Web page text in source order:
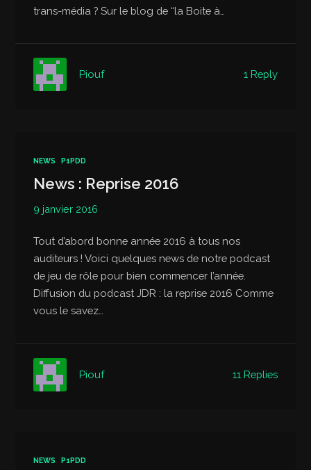
trans-média ? Sur le blog de “la Boite à…
1 Reply
Piouf
NEWS P1PDD
News : Reprise 2016
9 janvier 2016
Tout d’abord bonne année 2016 à tous nos
auditeurs ! Voici quelques news de notre podcast
de jeu de rôle pour bien commencer l’année.
Diffusion du podcast JDR : la reprise 2016 Comme
vous le savez…
11 Replies
Piouf
NEWS P1PDD